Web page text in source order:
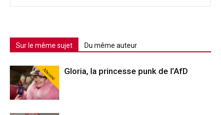
Sur le même sujet Du même auteur
Abonné Gloria, la princesse punk de l’AfD